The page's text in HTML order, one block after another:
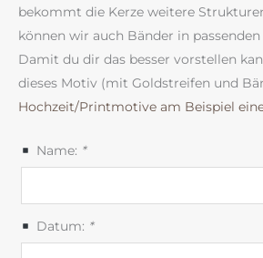
bekommt die Kerze weitere
können wir auch Bänder in
Damit du dir das besser vorstellen
dieses Motiv (mit Goldstreifen und
Hochzeit/Printmotive am Beispiel
Name: *
Datum: *